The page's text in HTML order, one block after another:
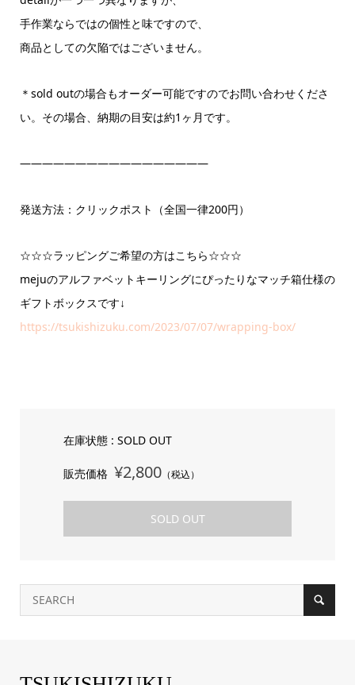
手作業ならではの個性と味ですので、
商品としての欠陥ではございません。
＊sold outの場合もオーダー可能ですのでお問い合わせくださ
い。その場合、納期の目安は約1ヶ月です。
—————————————————
発送方法：クリックポスト（全国一律200円）
☆☆☆ラッピングご希望の方はこちら☆☆☆
mejuのアルファベットキーリングにぴったりなマッチ箱仕様の
ギフトボックスです↓
https://tsukishizuku.com/2023/07/07/wrapping-box/
在庫状態 : SOLD OUT
販売価格 ¥2,800（税込）
SOLD OUT